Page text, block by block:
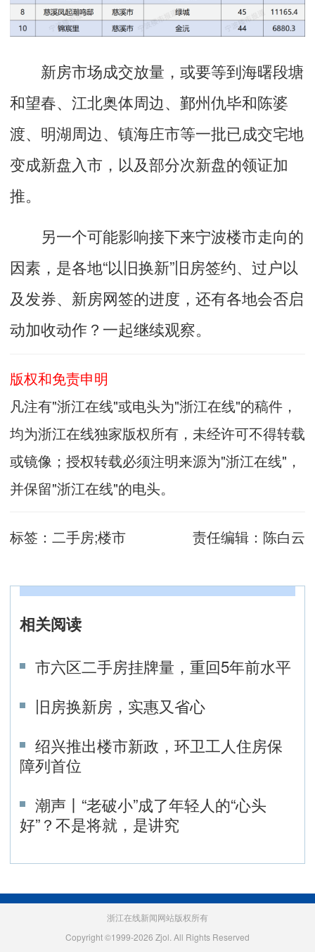
新房市场成交放量，或要等到海曙段塘
和望春、江北奥体周边、鄞州仇毕和陈婆
渡、明湖周边、镇海庄市等一批已成交宅地
变成新盘入市，以及部分次新盘的领证加
推。
另一个可能影响接下来宁波楼市走向的
因素，是各地“以旧换新”旧房签约、过户以
及发券、新房网签的进度，还有各地会否启
动加收动作？一起继续观察。
版权和免责申明
凡注有"浙江在线"或电头为"浙江在线"的稿件，
均为浙江在线独家版权所有，未经许可不得转载
或镜像；授权转载必须注明来源为"浙江在线"，
并保留"浙江在线"的电头。
标签： 二手房;楼市 责任编辑： 陈白云
相关阅读
市六区二手房挂牌量，重回5年前水平
旧房换新房，实惠又省心
绍兴推出楼市新政，环卫工人住房保
障列首位
潮声丨“老破小”成了年轻人的“心头
好”？不是将就，是讲究
浙江在线新闻网站版权所有
Copyright ©1999-2026 Zjol. All Rights Reserved